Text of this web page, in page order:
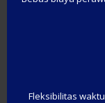
Fleksibilitas